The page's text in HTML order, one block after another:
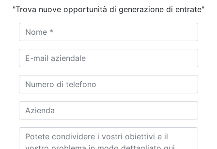
"Trova nuove opportunità di generazione di entrate"